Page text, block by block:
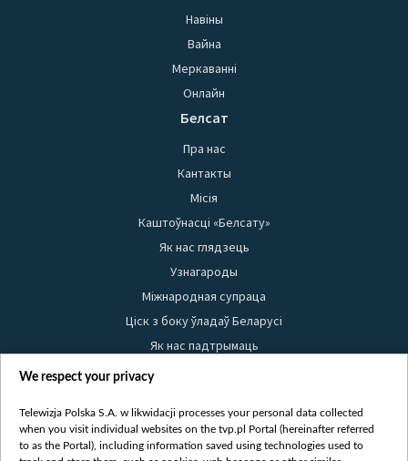
Навіны
Вайна
Меркаванні
Онлайн
Белсат
Пра нас
Кантакты
Місія
Каштоўнасці «Белсату»
Як нас глядзець
Узнагароды
Міжнародная супраца
Ціск з боку ўладаў Беларусі
Як нас падтрымаць
Правілы выкарыстання матэрыялаў
Бяспека
Youtube
We respect your privacy
Telewizja Polska S.A. w likwidacji processes your personal data collected
when you visit individual websites on the tvp.pl Portal (hereinafter referred
to as the Portal), including information saved using technologies used to